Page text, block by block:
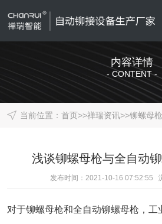
内容详情
- CONTENT -
当前位置： 首页>>禅瑞资讯>>铆螺母
浅谈铆螺母枪与全自动
发布时间：2021-10-16 07:52:55
对于铆螺母枪和全自动铆螺母枪，工